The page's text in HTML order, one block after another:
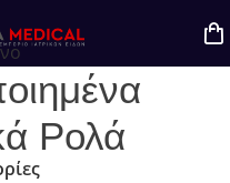
στο ηλεκτρονικό
περίοδο, θα
τις 23/08 κατά
Ρολά